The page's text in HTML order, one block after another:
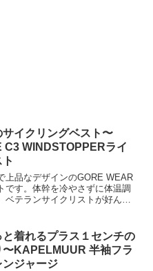
サイクリングベスト〜
C3 WINDSTOPPERライ
ト
上品なデザインのGORE WEAR
です。体幹を冷やさずに体温調
ベテランサイクリストが好んで
使うと手放せません。こちらの
の代...
と着れるプラス１センチの
〜KAPELMUUR 半袖フラ
ンジャージ